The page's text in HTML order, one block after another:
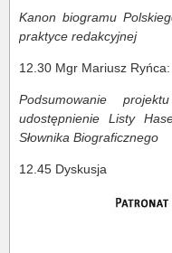
Kanon biogramu
praktyce redakcyjnej
12.30 Mgr Mariusz Ryńca:
Podsumowanie
udostępnienie Listy
Słownika Biograficznego
12.45 Dyskusja